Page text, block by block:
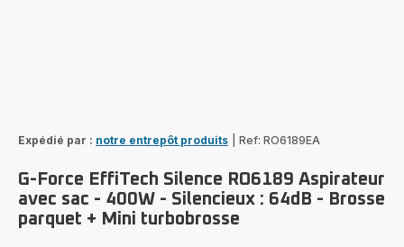
Expédié par : notre entrepôt produits Ref: RO6189EA
G-Force EffiTech Silence RO6189 Aspirateur
avec sac - 400W - Silencieux : 64dB - Brosse
parquet + Mini turbobrosse